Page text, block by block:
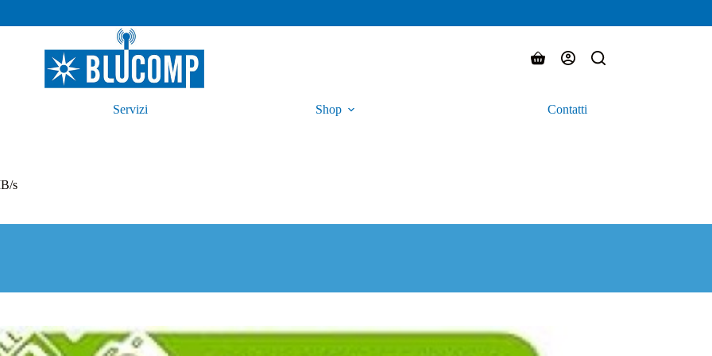
Carrello
Servizi Shop Contatti
s